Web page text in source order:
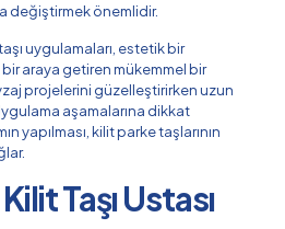
değiştirmek önemlidir.
uygulamaları, estetik bir
bir araya getiren mükemmel bir
projelerini güzelleştirirken uzun
aşamalarına dikkat
yapılması, kilit parke taşlarının
Taşı Ustası